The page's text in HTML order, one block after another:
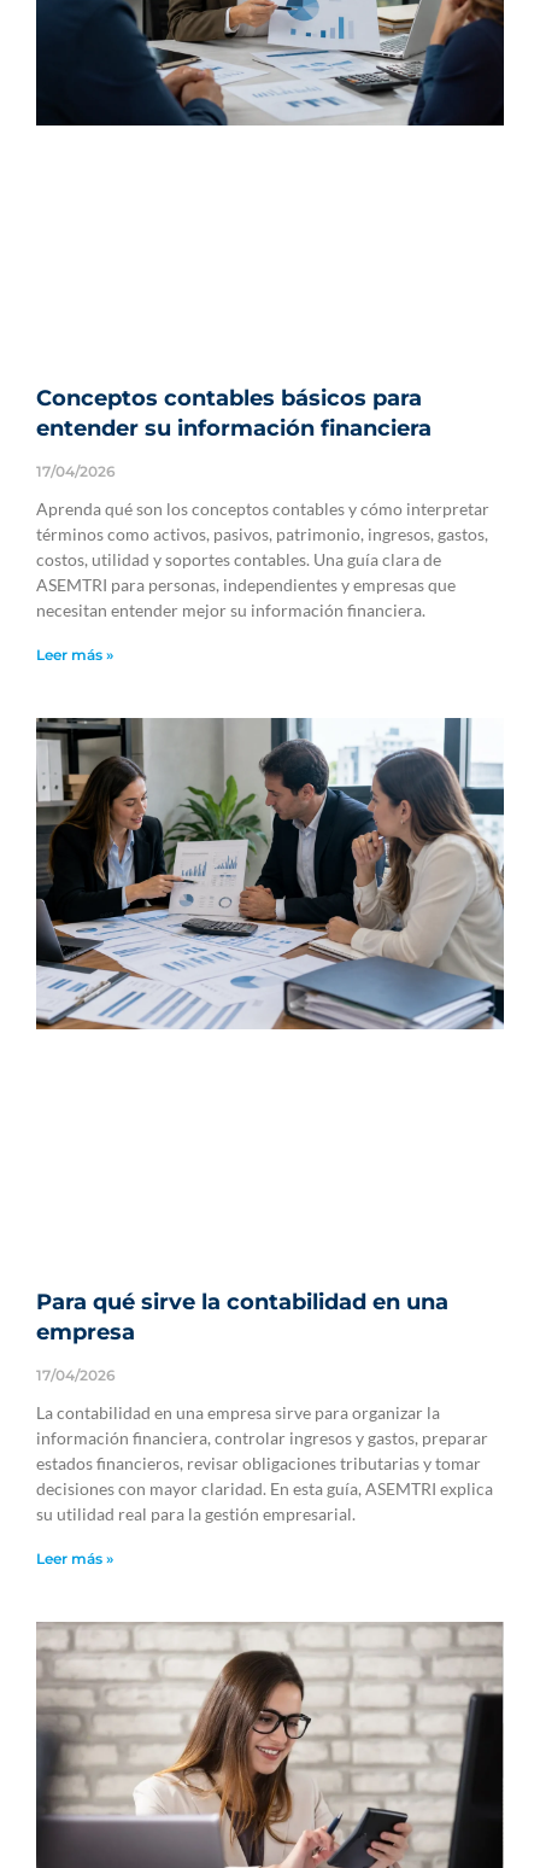
Conceptos contables básicos para
entender su información financiera
17/04/2026
Aprenda qué son los conceptos contables y cómo interpretar
términos como activos, pasivos, patrimonio, ingresos, gastos,
costos, utilidad y soportes contables. Una guía clara de
ASEMTRI para personas, independientes y empresas que
necesitan entender mejor su información financiera.
Leer más »
Para qué sirve la contabilidad en una
empresa
17/04/2026
La contabilidad en una empresa sirve para organizar la
información financiera, controlar ingresos y gastos, preparar
estados financieros, revisar obligaciones tributarias y tomar
decisiones con mayor claridad. En esta guía, ASEMTRI explica
su utilidad real para la gestión empresarial.
Leer más »